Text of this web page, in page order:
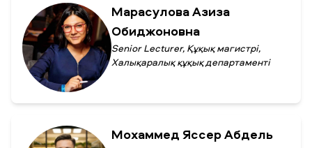
Марасулова Азиза
Обиджоновна
Senior Lecturer, Құқық магистрі,
Халықаралық құқық департаменті
Мохаммед Яссер Абдель